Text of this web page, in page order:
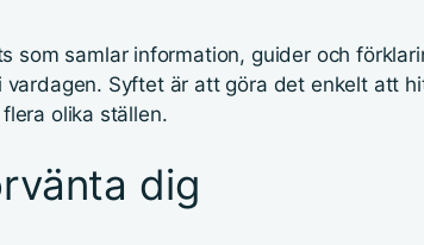
som samlar information, guider och
Syftet är att göra det enkelt att
olika ställen.
dig